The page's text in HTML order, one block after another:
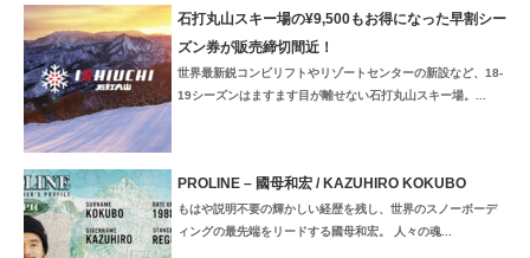
石打丸山スキー場の¥9,500もお得になった早割シー
ズン券が販売締切間近！
世界最新鋭コンビリフトやリゾートセンターの新設など、18-
19シーズンはますます目が離せない石打丸山スキー場。...
PROLINE – 國母和宏 / KAZUHIRO KOKUBO
もはや説明不要の輝かしい経歴を残し、世界のスノーボーデ
ィングの最先端をリードする國母和宏。 人々の魂...